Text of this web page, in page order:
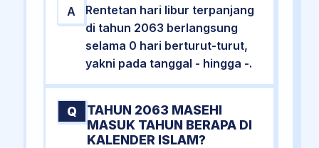
A
Rentetan hari libur terpanjang
di tahun 2063 berlangsung
selama 0 hari berturut-turut,
yakni pada tanggal - hingga -.
Q
TAHUN 2063 MASEHI
MASUK TAHUN BERAPA DI
KALENDER ISLAM?